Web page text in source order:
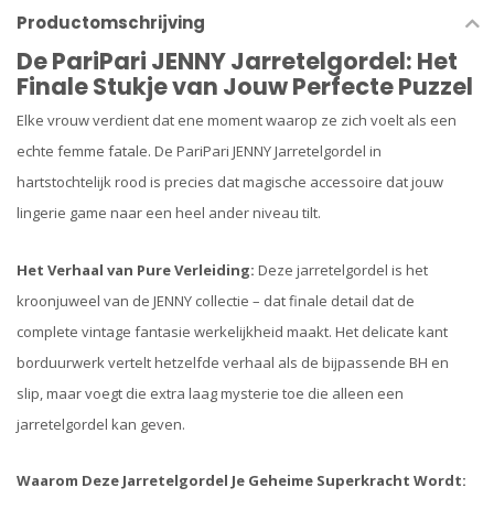
Productomschrijving
De PariPari JENNY Jarretelgordel: Het
Finale Stukje van Jouw Perfecte Puzzel
Elke vrouw verdient dat ene moment waarop ze zich voelt als een
echte femme fatale. De PariPari JENNY Jarretelgordel in
hartstochtelijk rood is precies dat magische accessoire dat jouw
lingerie game naar een heel ander niveau tilt.
Het Verhaal van Pure Verleiding: Deze jarretelgordel is het
kroonjuweel van de JENNY collectie – dat finale detail dat de
complete vintage fantasie werkelijkheid maakt. Het delicate kant
borduurwerk vertelt hetzelfde verhaal als de bijpassende BH en
slip, maar voegt die extra laag mysterie toe die alleen een
jarretelgordel kan geven.
Waarom Deze Jarretelgordel Je Geheime Superkracht Wordt: